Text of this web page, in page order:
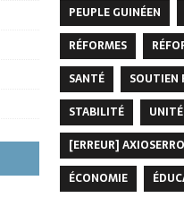
PEUPLE GUINÉEN
RÉFORMES
SANTÉ
SOUTIEN
STABILITÉ
[ERREUR]
ÉCONOMIE